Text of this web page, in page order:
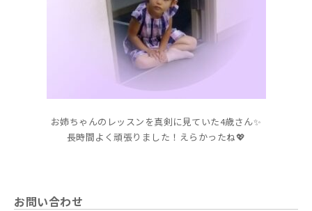
お姉ちゃんのレッスンを真剣に見ていた4歳さん✨
長時間よく頑張りました！えらかったね💖
お問い合わせ